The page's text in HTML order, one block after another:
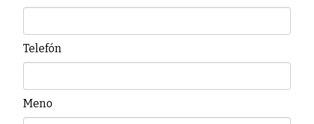
Telefón
Meno